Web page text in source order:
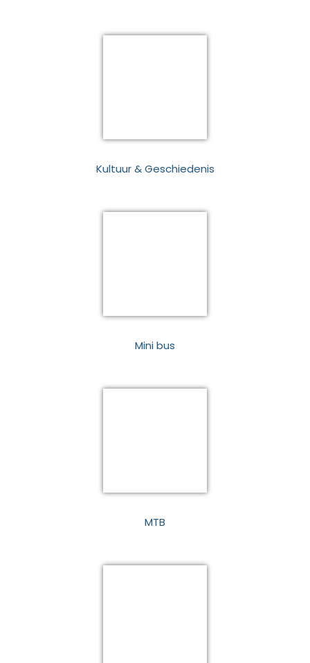
Kultuur & Geschiedenis
Mini bus
MTB